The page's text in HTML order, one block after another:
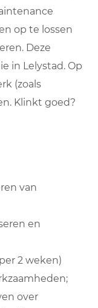
op te lossen
Deze
in Lelystad. Op
(zoals
Klinkt goed?
van
en
2 weken)
over